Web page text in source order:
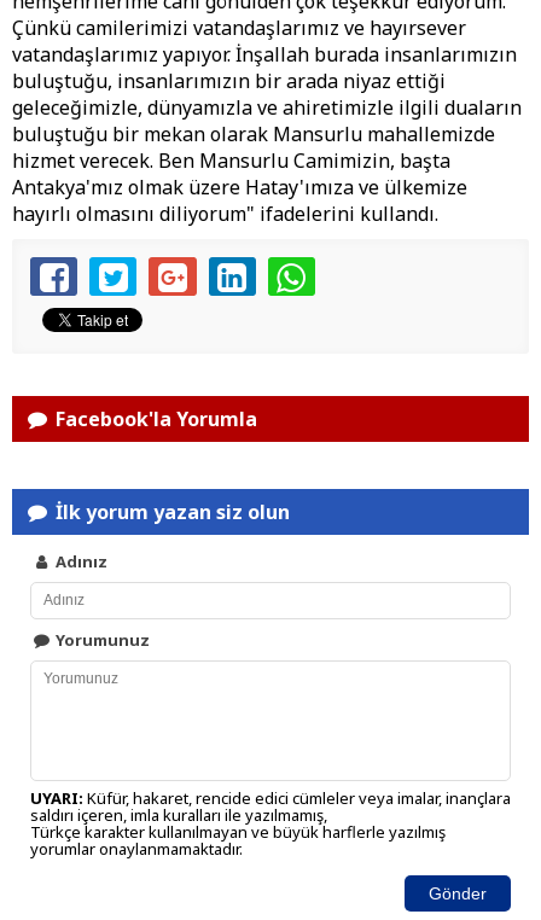
Çünkü camilerimizi vatandaşlarımız ve hayırsever
vatandaşlarımız yapıyor. İnşallah burada insanlarımızın
buluştuğu, insanlarımızın bir arada niyaz ettiği
geleceğimizle, dünyamızla ve ahiretimizle ilgili duaların
buluştuğu bir mekan olarak Mansurlu mahallemizde
hizmet verecek. Ben Mansurlu Camimizin, başta
Antakya'mız olmak üzere Hatay'ımıza ve ülkemize
hayırlı olmasını diliyorum" ifadelerini kullandı.
Facebook'la Yorumla
İlk yorum yazan siz olun
Adınız
Yorumunuz
UYARI: Küfür, hakaret, rencide edici cümleler veya imalar, inançlara
saldırı içeren, imla kuralları ile yazılmamış,
Türkçe karakter kullanılmayan ve büyük harflerle yazılmış
yorumlar onaylanmamaktadır.
Gönder